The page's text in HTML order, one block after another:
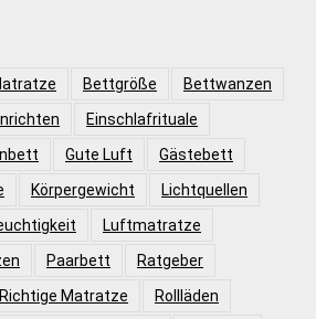
Bettgröße
Bettwanzen
Einschlafrituale
Gute Luft
Gästebett
Körpergewicht
Lichtquellen
Luftmatratze
Paarbett
Ratgeber
Richtige Matratze Rollläden